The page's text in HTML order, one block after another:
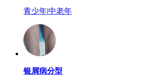
青少年|中老年
银屑病分型